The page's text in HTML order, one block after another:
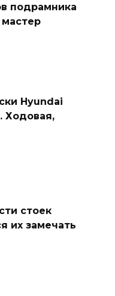
подрамника
Hyundai
Ходовая,
стоек
их замечать